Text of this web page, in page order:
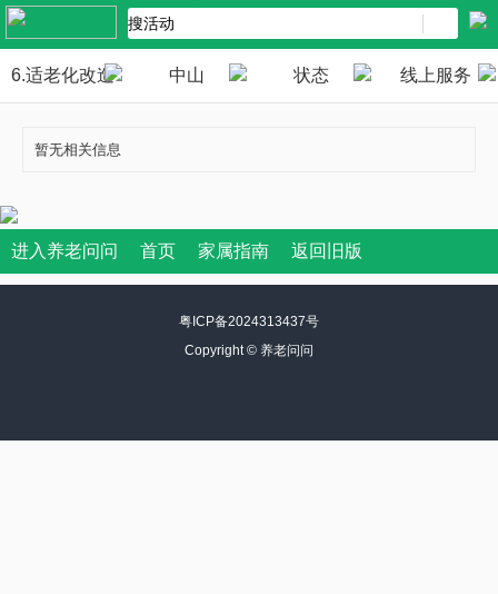
6.适老化改造 中山 状态 线上服务
暂无相关信息
进入养老问问 首页 家属指南 返回旧版
粤ICP备2024313437号
Copyright © 养老问问